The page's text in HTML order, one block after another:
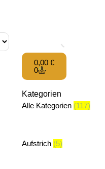
0,00 €
0
Kategorien
Alle Kategorien (117)
Aufstrich (5)